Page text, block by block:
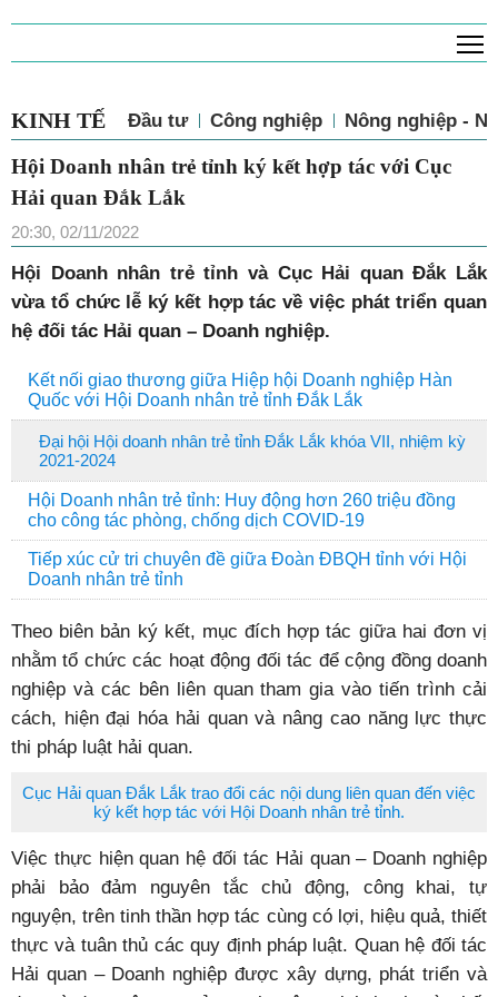
KINH TẾ Đầu tư Công nghiệp Nông nghiệp -
Hội Doanh nhân trẻ tỉnh ký kết hợp tác với Cục
Hải quan Đắk Lắk
20:30, 02/11/2022
Hội Doanh nhân trẻ tỉnh và Cục Hải quan Đắk Lắk
vừa tổ chức lễ ký kết hợp tác về việc phát triển quan
hệ đối tác Hải quan – Doanh nghiệp.
Kết nối giao thương giữa Hiệp hội Doanh nghiệp Hàn
Quốc với Hội Doanh nhân trẻ tỉnh Đắk Lắk
Đại hội Hội doanh nhân trẻ tỉnh Đắk Lắk khóa VII, nhiệm kỳ
2021-2024
Hội Doanh nhân trẻ tỉnh: Huy động hơn 260 triệu đồng
cho công tác phòng, chống dịch COVID-19
Tiếp xúc cử tri chuyên đề giữa Đoàn ĐBQH tỉnh với Hội
Doanh nhân trẻ tỉnh
Theo biên bản ký kết, mục đích hợp tác giữa hai đơn vị
nhằm tổ chức các hoạt động đối tác để cộng đồng doanh
nghiệp và các bên liên quan tham gia vào tiến trình cải
cách, hiện đại hóa hải quan và nâng cao năng lực thực
thi pháp luật hải quan.
Cục Hải quan Đắk Lắk trao đổi các nội dung liên quan đến việc
ký kết hợp tác với Hội Doanh nhân trẻ tỉnh.
Việc thực hiện quan hệ đối tác Hải quan – Doanh nghiệp
phải bảo đảm nguyên tắc chủ động, công khai, tự
nguyện, trên tinh thần hợp tác cùng có lợi, hiệu quả, thiết
thực và tuân thủ các quy định pháp luật. Quan hệ đối tác
Hải quan – Doanh nghiệp được xây dựng, phát triển và